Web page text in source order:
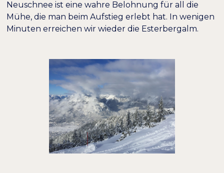
Neuschnee ist eine wahre Belohnung für all die
Mühe, die man beim Aufstieg erlebt hat. In wenigen
Minuten erreichen wir wieder die Esterbergalm.